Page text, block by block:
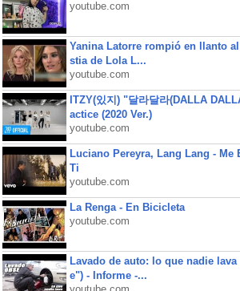
youtube.com
Yanina Latorre rompió en llanto
stia de Lola L...
youtube.com
ITZY(있지) "달라달라(DALLA
actice (2020 Ver.)
youtube.com
Luciano Pereyra, Lang Lang - Me
Ti
youtube.com
La Renga - En Bicicleta
youtube.com
Lavado de auto: lo que nadie
e") - Informe -...